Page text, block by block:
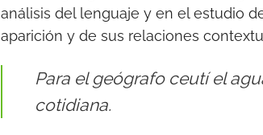
análisis del lenguaje y en el estudio
aparición y de sus relaciones
Para el geógrafo ceutí el
cotidiana.